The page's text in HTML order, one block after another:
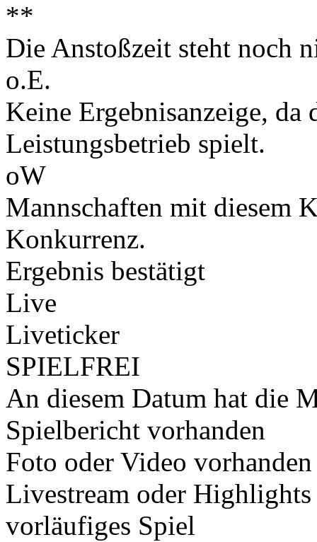
**
Die Anstoßzeit steht noch
o.E.
Keine Ergebnisanzeige,
Leistungsbetrieb spielt.
oW
Mannschaften mit diesem
Konkurrenz.
Ergebnis bestätigt
Live
Liveticker
SPIELFREI
An diesem Datum hat die
Spielbericht vorhanden
Foto oder Video vorhanden
Livestream oder
vorläufiges Spiel